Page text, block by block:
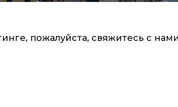
пожалуйста, свяжитесь с